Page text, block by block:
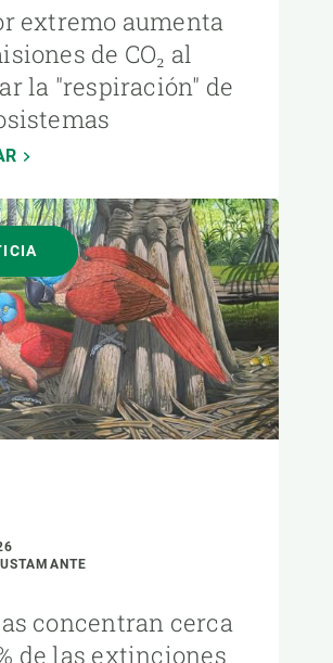
extremo aumenta
de CO₂ al
la "respiración" de
concentran cerca
de las extinciones